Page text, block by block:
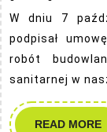
W dniu 7
podpisał
robót
sanitarnej w
READ MORE